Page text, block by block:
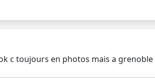
c toujours en photos mais a